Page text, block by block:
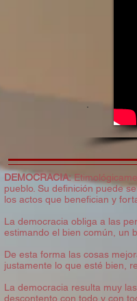
DEMOCRACIA:
pueblo. Su definición puede
los actos que benefician y
La democracia obliga a las
estimando el bien común, un
De esta forma las cosas
justamente lo que esté bien,
La democracia resulta muy
descontento con todo y con